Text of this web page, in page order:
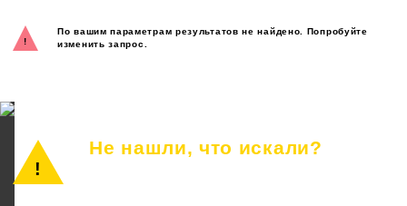
По вашим параметрам результатов не найдено. Попробуйте
изменить запрос.
Не нашли, что искали?